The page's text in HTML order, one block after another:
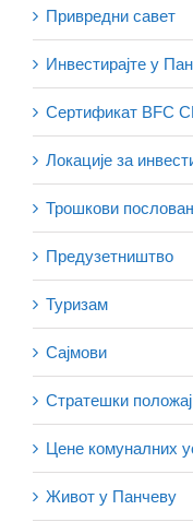
Привредни савет
Инвестирајте у
Сертификат BFC
Локације за
Трошкови
Предузетништво
Туризам
Сајмови
Стратешки
Цене комуналних
Живот у Панчеву